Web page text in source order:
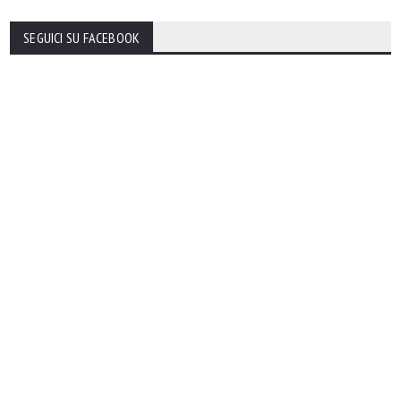
SEGUICI SU FACEBOOK